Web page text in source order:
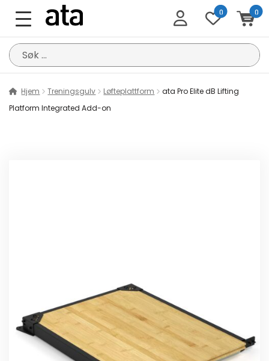
0 0
Søk
etter:
Hjem Treningsgulv Løfteplattform
ata Pro Elite dB Lifting
Platform Integrated Add-on